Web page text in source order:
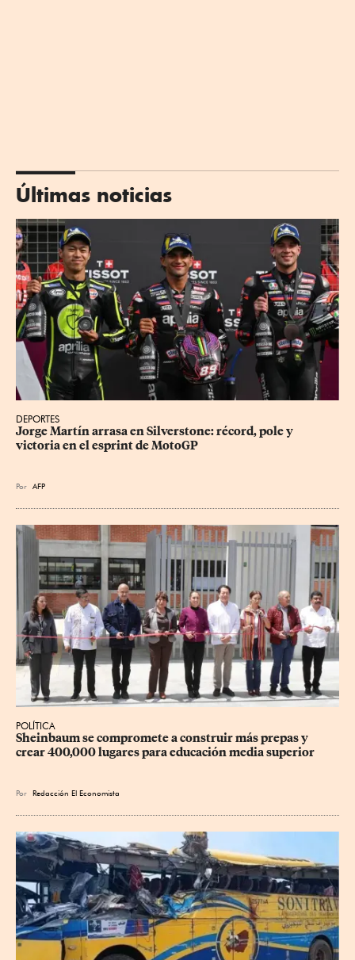
Últimas noticias
DEPORTES
Jorge Martín arrasa en Silverstone: récord, pole y
victoria en el esprint de MotoGP
Por AFP
POLÍTICA
Sheinbaum se compromete a construir más prepas y
crear 400,000 lugares para educación media superior
Por Redacción El Economista